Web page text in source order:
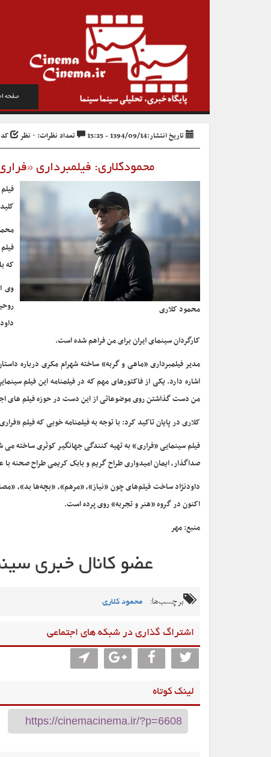
صفحه
تاریخ انتشار:1394/09/14 - 15:25 تعداد نظرات: ۰ نظر کد
محمودکلاری: فیلمبرداری
محمود کلاری
که
وی
کارگردان سینمای ایران برای من فراهم شده است.
مدیر فیلمبرداری «ماهی و گربه» ساخته شهرام مکری درباره
اشاره دارد. یکی از فاکتورهای مهم که در فیلمنامه این فیلم
من دست گذاشتن روی موضوعاتی از این دست در حوزه فیلم های
کلاری در پایان تاکید کرد: با توجه به فیلمنامه خوبی که فیلم
فیلم سینمایی «فراری» به تهیه کنندگی جهانگیر کوثری ساخته می
صداگذار، ایمان امیدواری طراح گریم و بابک کریمی طراح صحنه با
داودنژاد ساخت فیلم‌های چون «نیاز»، «مرهم»، «بچه‌ها بد»،
اکنون در گروه «هنر و تجربه» روی پرده است.
منبع: مهر
برچسب‌ها: محمود کلاری
اشتراگ گذاری در شبکه های اجتماعی
لینک کوتاه